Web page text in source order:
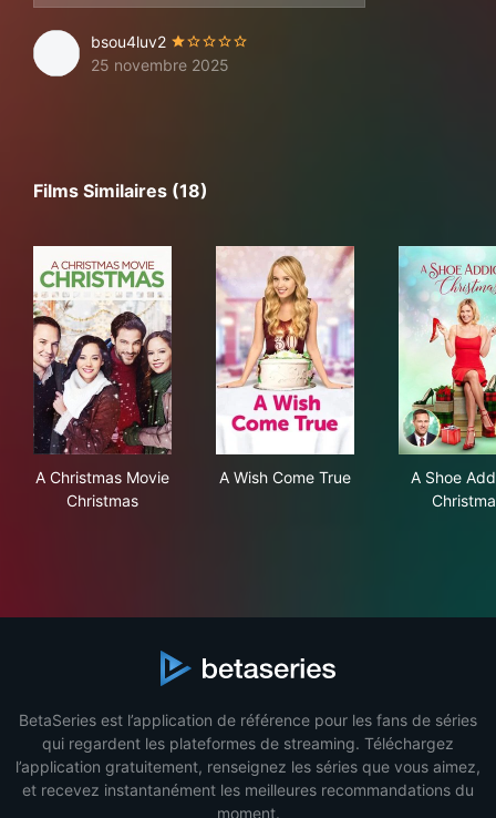
bsou4luv2
25 novembre 2025
Films Similaires (18)
A Christmas Movie
Christmas
A Wish Come True
A Shoe
BetaSeries est l’application de référence pour les fans de séries
qui regardent les plateformes de streaming. Téléchargez
l’application gratuitement, renseignez les séries que vous aimez,
et recevez instantanément les meilleures recommandations du
moment.